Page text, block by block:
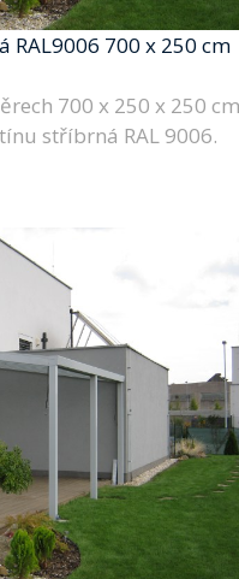
700 x 250 cm
700 x 250 x 250 cm
stříbrná RAL 9006.